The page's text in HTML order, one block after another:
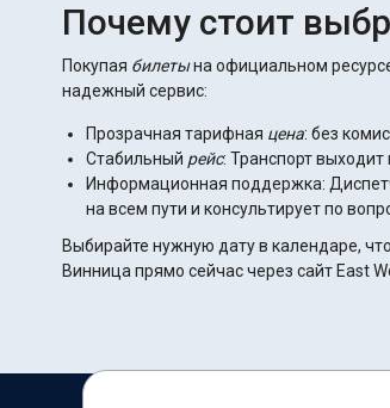
Почему стоит
Покупая билетына официальном
надежный сервис:
Прозрачная тарифная цена: без
Стабильный рейс: Транспорт выходит
Информационная поддержка:
на всем пути и консультирует по
Выбирайте нужную дату в календаре,
Винница прямо сейчас через сайт East